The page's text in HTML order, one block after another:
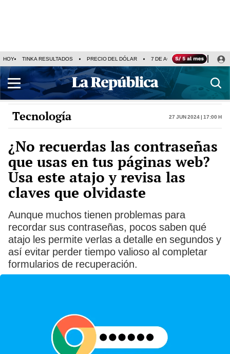
HOY TINKA RESULTADOS PRECIO DEL DÓLAR 7 DE AGOSTO OLLANTA
Tecnología 27 Jun 2024 | 17:00 h
¿No recuerdas las contraseñas
que usas en tus páginas web?
Usa este atajo y revisa las
claves que olvidaste
Aunque muchos tienen problemas para
recordar sus contraseñas, pocos saben qué
atajo les permite verlas a detalle en segundos y
así evitar perder tiempo valioso al completar
formularios de recuperación.